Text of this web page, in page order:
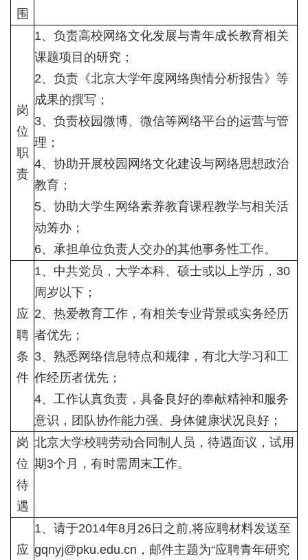
围
岗
位
职
责
1、负责高校网络文化发展与青年成长教育相关
课题项目的研究；
2、负责《北京大学年度网络舆情分析报告》等
成果的撰写；
3、负责校园微博、微信等网络平台的运营与管
理；
4、协助开展校园网络文化建设与网络思想政治
教育；
5、协助大学生网络素养教育课程教学与相关活
动筹办；
6、承担单位负责人交办的其他事务性工作。
应
聘
条
件
1、中共党员，大学本科、硕士或以上学历，30
周岁以下；
2、热爱教育工作，有相关专业背景或实务经历
者优先；
3、熟悉网络信息特点和规律，有北大学习和工
作经历者优先；
4、工作认真负责，具备良好的奉献精神和服务
意识，团队协作能力强、身体健康状况良好；
岗
位
待
遇
北京大学校聘劳动合同制人员，待遇面议，试用
期3个月，有时需周末工作。
应
1、请于2014年8月26日之前,将应聘材料发送至
gqnyj@pku.edu.cn，邮件主题为“应聘青年研究